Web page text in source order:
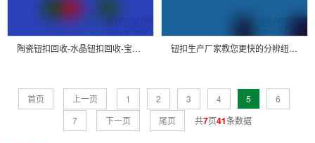
陶瓷钮扣回收-水晶钮扣回收-宝石钮扣回收-库存纽扣回收公司 钮扣生产厂家教您更快的分辨纽扣材质详情-大衣纽扣回收公司
首页 上一页 1 2 3 4 5
6
7
下一页 尾页 共7页41条数据